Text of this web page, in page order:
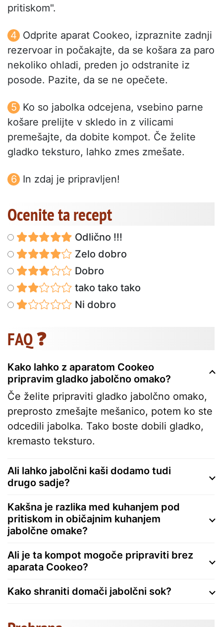
pritiskom".
Odprite aparat Cookeo, izpraznite zadnji
rezervoar in počakajte, da se košara za paro
nekoliko ohladi, preden jo odstranite iz
posode. Pazite, da se ne opečete.
Ko so jabolka odcejena, vsebino parne
košare prelijte v skledo in z vilicami
premešajte, da dobite kompot. Če želite
gladko teksturo, lahko zmes zmešate.
In zdaj je pripravljen!
Ocenite ta recept
Odlično !!!
Zelo dobro
Dobro
tako tako tako
Ni dobro
FAQ ❓
Kako lahko z aparatom Cookeo
pripravim gladko jabolčno omako?
Če želite pripraviti gladko jabolčno omako,
preprosto zmešajte mešanico, potem ko ste
odcedili jabolka. Tako boste dobili gladko,
kremasto teksturo.
Ali lahko jabolčni kaši dodamo tudi
drugo sadje?
Kakšna je razlika med kuhanjem pod
pritiskom in običajnim kuhanjem
jabolčne omake?
Ali je ta kompot mogoče pripraviti brez
aparata Cookeo?
Kako shraniti domači jabolčni sok?